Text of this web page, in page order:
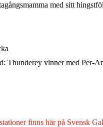
med sitt
Thunderey vinner med Per-
finns här på Svensk